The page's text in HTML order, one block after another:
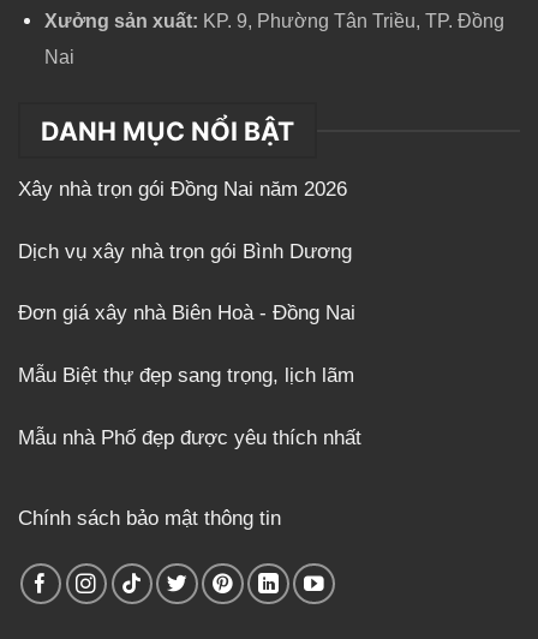
Xưởng sản xuất: KP. 9, Phường Tân Triều, TP. Đồng
Nai
DANH MỤC NỔI BẬT
Xây nhà trọn gói Đồng Nai năm 2026
Dịch vụ xây nhà trọn gói Bình Dương
Đơn giá xây nhà Biên Hoà - Đồng Nai
Mẫu Biệt thự đẹp sang trọng, lịch lãm
Mẫu nhà Phố đẹp được yêu thích nhất
Chính sách bảo mật thông tin